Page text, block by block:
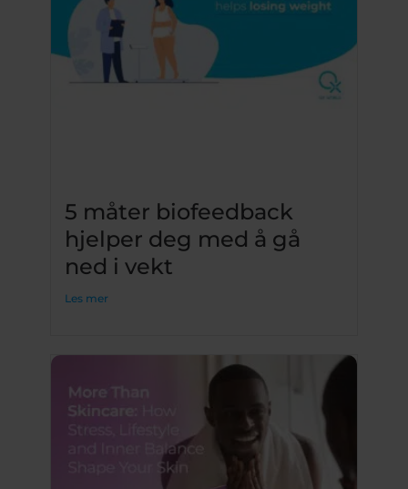
5 måter biofeedback
hjelper deg med å gå
ned i vekt
Les mer